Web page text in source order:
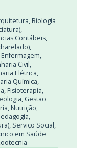
, Biologia
,
Contábeis,
,
Enfermagem,
Civil,
Elétrica,
Química,
, Fisioterapia,
, Gestão
, Nutrição,
,
, Serviço Social,
em Saúde